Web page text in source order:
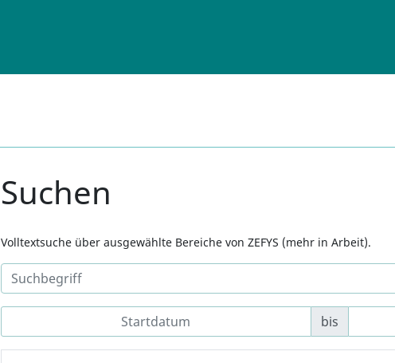
Suchen
Volltextsuche über ausgewählte Bereiche von ZEFYS (mehr in Arbeit).
bis